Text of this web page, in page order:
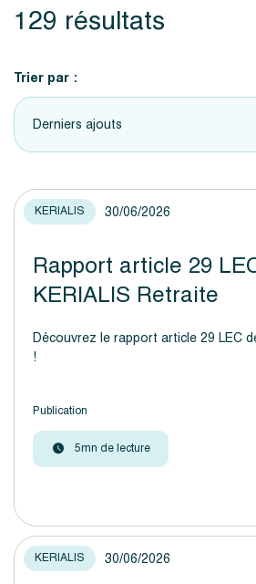
129 résultats
Trier par :
Derniers ajouts
KERIALIS 30/06/2026
Rapport article 29
KERIALIS Retraite
Découvrez le rapport article 29 LEC
!
Publication
5mn de lecture
KERIALIS 30/06/2026